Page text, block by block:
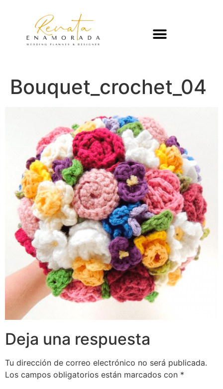
Bouquet_crochet_04
Deja una respuesta
Tu dirección de correo electrónico no será publicada.
Los campos obligatorios están marcados con *